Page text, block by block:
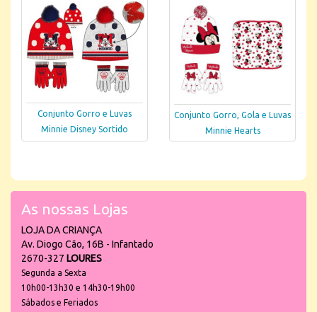
Conjunto Gorro e Luvas
Minnie Disney Sortido
Conjunto Gorro, Gola e Luvas
Minnie Hearts
As nossas Lojas
LOJA DA CRIANÇA
Av. Diogo Cão, 16B - Infantado
2670-327 LOURES
Segunda a Sexta
10h00-13h30 e 14h30-19h00
Sábados e Feriados